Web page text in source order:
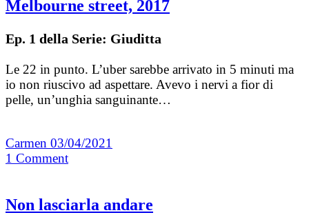
Melbourne street, 2017
Ep. 1 della Serie: Giuditta
Le 22 in punto. L’uber sarebbe arrivato in 5 minuti ma
io non riuscivo ad aspettare. Avevo i nervi a fior di
pelle, un’unghia sanguinante…
Carmen 03/04/2021
1 Comment
Non lasciarla andare